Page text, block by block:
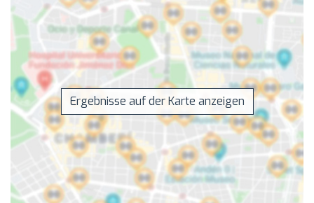
Ergebnisse auf der Karte anzeigen